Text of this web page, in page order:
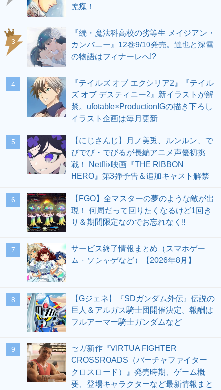
羌瘣！
3
『続・魔法科高校の劣等生 メイジアン・
カンパニー』12巻9/10発売。達也と深雪
の物語はフィナーレへ!?
4
『テイルズ オブ エクシリア2』『テイル
ズ オブ デスティニー2』新イラストが解
禁。ufotable×ProductionIGの描き下ろし
イラスト企画は毎月更新
5
【にじさんじ】月ノ美兎、ルンルン、で
びでび・でびるが長編アニメ声優初挑
戦！ Netflix映画『THE RIBBON
HERO』第3弾予告＆追加キャスト解禁
6
【FGO】全マスターの夢のような敵が出
現！ 何周だって回りたくなるけど1回き
り＆期間限定なのでお忘れなく!!
7
サービス終了情報まとめ（スマホゲー
ム・ソシャゲなど）【2026年8月】
8
【Gジェネ】『SDガンダム外伝』伝説の
巨人＆アルガス騎士団開催決定。報酬は
フルアーマー騎士ガンダムなど
9
セガ新作『VIRTUA FIGHTER
CROSSROADS（バーチャファイター
クロスロード）』発売時期、ゲーム概
要、登場キャラクターなど最新情報まと